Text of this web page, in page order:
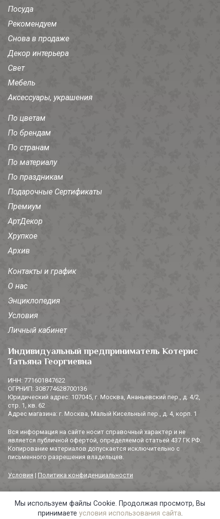
Посуда
Рекомендуем
Снова в продаже
Декор интерьера
Свет
Мебель
Аксессуары, украшения
По цветам
По брендам
По странам
По материалу
По праздникам
Подарочные Сертификаты
Премиум
АртДекор
Хрупкое
Архив
Контакты и график
О нас
Энциклопедия
Условия
Личный кабинет
Индивидуальный предприниматель Котерис
Татьяна Георгиевна
ИНН: 771601847622
ОГРНИП: 308774628700136
Юридический адрес: 107045, г. Москва, Ананьевский пер., д. 4/2,
стр. 1, кв. 62
Адрес магазина: г. Москва, Малый Кисельный пер., д. 4, корп. 1
Вся информация на сайте носит справочный характер и не
является публичной офертой, определяемой статьей 437 ГК РФ.
Копирование материалов допускается исключительно с
письменного разрешения владельцев.
Условия | Политика конфиденциальности
© 2014-2026 «3 СОРОКИ». Все права защищены.
Мы используем файлы Cookie. Продолжая просмотр, Вы
принимаете условия использования сайта.